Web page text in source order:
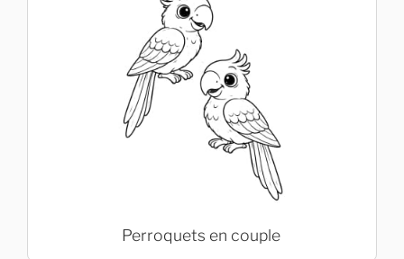
Perroquets en couple